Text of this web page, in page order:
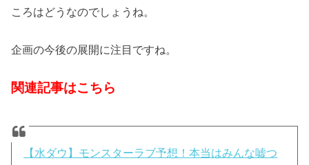
ころはどうなのでしょうね。
企画の今後の展開に注目ですね。
関連記事はこちら
【水ダウ】モンスターラブ予想！本当はみんな嘘つ